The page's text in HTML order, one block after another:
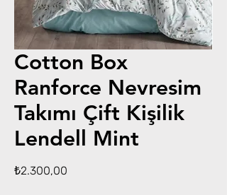
Cotton Box
Ranforce Nevresim
Takımı Çift Kişilik
Lendell Mint
₺2.300,00